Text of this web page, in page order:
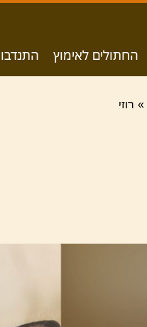
החתולים לאימוץ
» רוזי